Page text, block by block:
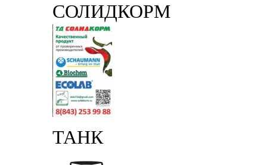
СОЛИДКОРМ
ТАНК